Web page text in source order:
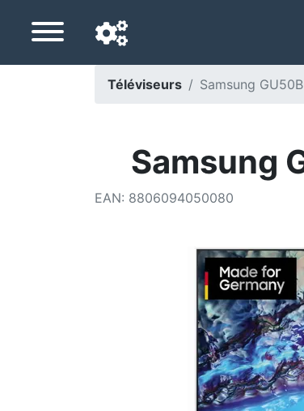
Pays de livraison
Téléviseurs Samsung
Samsung
EAN: 8806094050080